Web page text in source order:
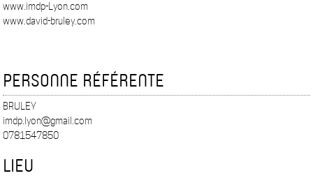
www.imdp-Lyon.com
www.david-bruley.com
PERSONNE RÉFÉRENTE
BRULEY
imdp.lyon@gmail.com
0781547850
LIEU